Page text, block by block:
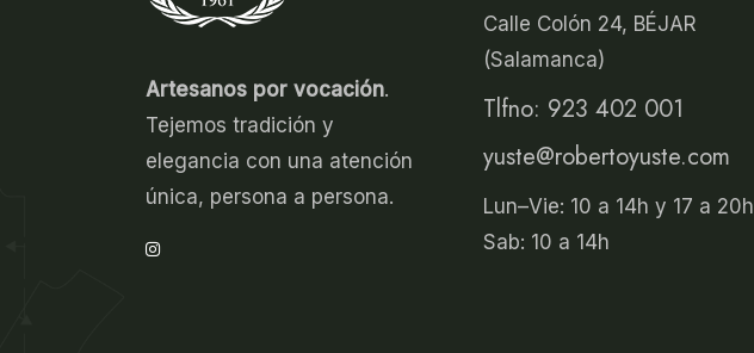
Artesanos por vocación.
Tejemos tradición y
elegancia con una atención
única, persona a persona.
Calle Colón 24, BÉJAR
(Salamanca)
Tlfno: 923 402 001
yuste@robertoyuste.com
Lun–Vie: 10 a 14h y 17 a 20h
Sab: 10 a 14h